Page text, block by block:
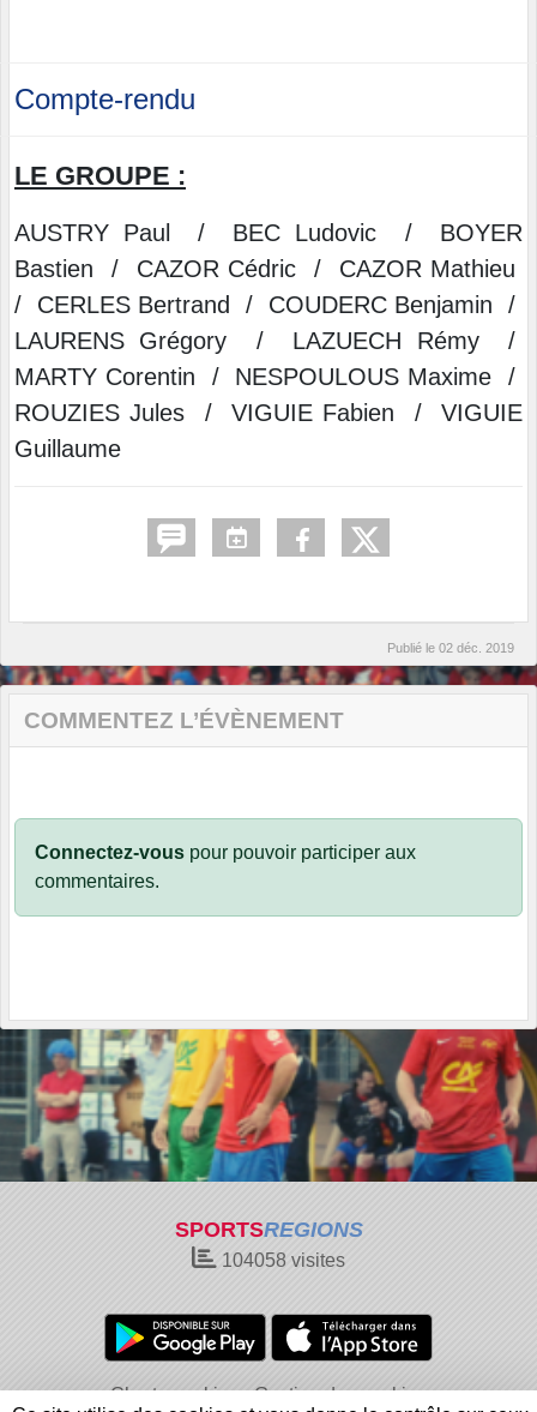
Compte-rendu
LE GROUPE :
AUSTRY Paul / BEC Ludovic / BOYER
Bastien / CAZOR Cédric / CAZOR Mathieu
/ CERLES Bertrand / COUDERC Benjamin /
LAURENS Grégory / LAZUECH Rémy /
MARTY Corentin / NESPOULOUS Maxime /
ROUZIES Jules / VIGUIE Fabien / VIGUIE
Guillaume
Publié le 02 déc. 2019
COMMENTEZ L’ÉVÈNEMENT
Connectez-vous pour pouvoir participer aux
commentaires.
SPORTSREGIONS
104058 visites
Charte cookies
Gestion des cookies